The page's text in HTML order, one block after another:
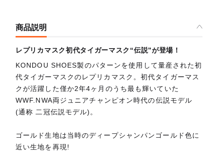
商品説明
レプリカマスク初代タイガーマスク“伝説”が登場！
KONDOU SHOES製のパターンを使用して量産された初
代タイガーマスクのレプリカマスク。初代タイガーマス
クが活躍した僅か2年4ヶ月のうち最も輝いていた
WWF.NWA両ジュニアチャンピオン時代の伝説モデル
(通称 二冠伝説モデル)。
ゴールド生地は当時のディープシャンパンゴールド色に
近い生地を再現!